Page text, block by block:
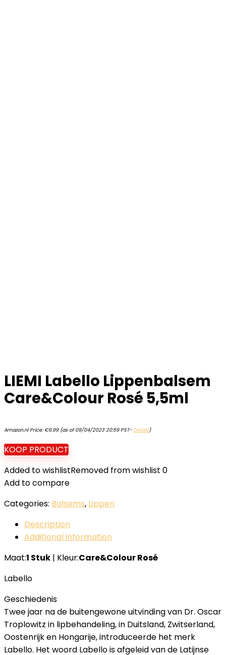
LIEMI Labello Lippenbalsem
Care&Colour Rosé 5,5ml
Amazon.nl Price: €6.99(as of 09/04/2023 20:59 PST- Details)
KOOP PRODUCT
Added to wishlistRemoved from wishlist 0
Add to compare
Categories: Balsems, Lippen
Description
Additional information
Maat:1 Stuk | Kleur:Care&Colour Rosé
Labello
Geschiedenis
Twee jaar na de buitengewone uitvinding van Dr. Oscar
Troplowitz in lipbehandeling, in Duitsland, Zwitserland,
Oostenrijk en Hongarije, introduceerde het merk
Labello. Het woord Labello is afgeleid van de Latijnse